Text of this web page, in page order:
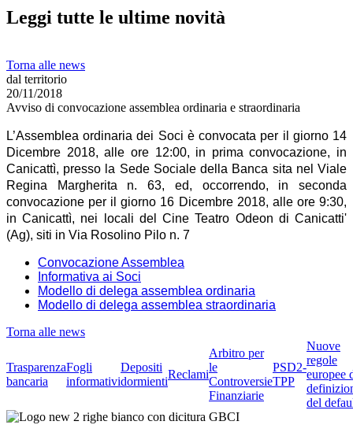
Leggi tutte le ultime novità
Torna alle news
dal territorio
20/11/2018
Avviso di convocazione assemblea ordinaria e straordinaria
L’Assemblea ordinaria dei Soci è convocata per il giorno 14
Dicembre 2018, alle ore 12:00, in prima convocazione, in
Canicattì, presso la Sede Sociale della Banca sita nel Viale
Regina Margherita n. 63, ed, occorrendo, in seconda
convocazione per il giorno 16 Dicembre 2018, alle ore 9:30,
in Canicattì, nei locali del Cine Teatro Odeon di Canicatti'
(Ag), siti in Via Rosolino Pilo n. 7
Convocazione Assemblea
Informativa ai Soci
Modello di delega assemblea ordinaria
Modello di delega assemblea straordinaria
Torna alle news
Trasparenza
bancaria
Fogli
informativi
Depositi
dormienti
Reclami
Arbitro per
le
Controversie
Finanziarie
PSD2-
TPP
Nuove
regole
europee
del